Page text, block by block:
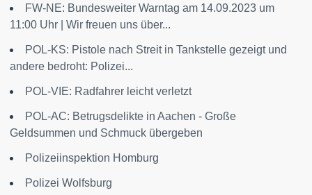
FW-NE: Bundesweiter Warntag am 14.09.2023 um
11:00 Uhr | Wir freuen uns über...
POL-KS: Pistole nach Streit in Tankstelle gezeigt und
andere bedroht: Polizei...
POL-VIE: Radfahrer leicht verletzt
POL-AC: Betrugsdelikte in Aachen - Große
Geldsummen und Schmuck übergeben
Polizeiinspektion Homburg
Polizei Wolfsburg